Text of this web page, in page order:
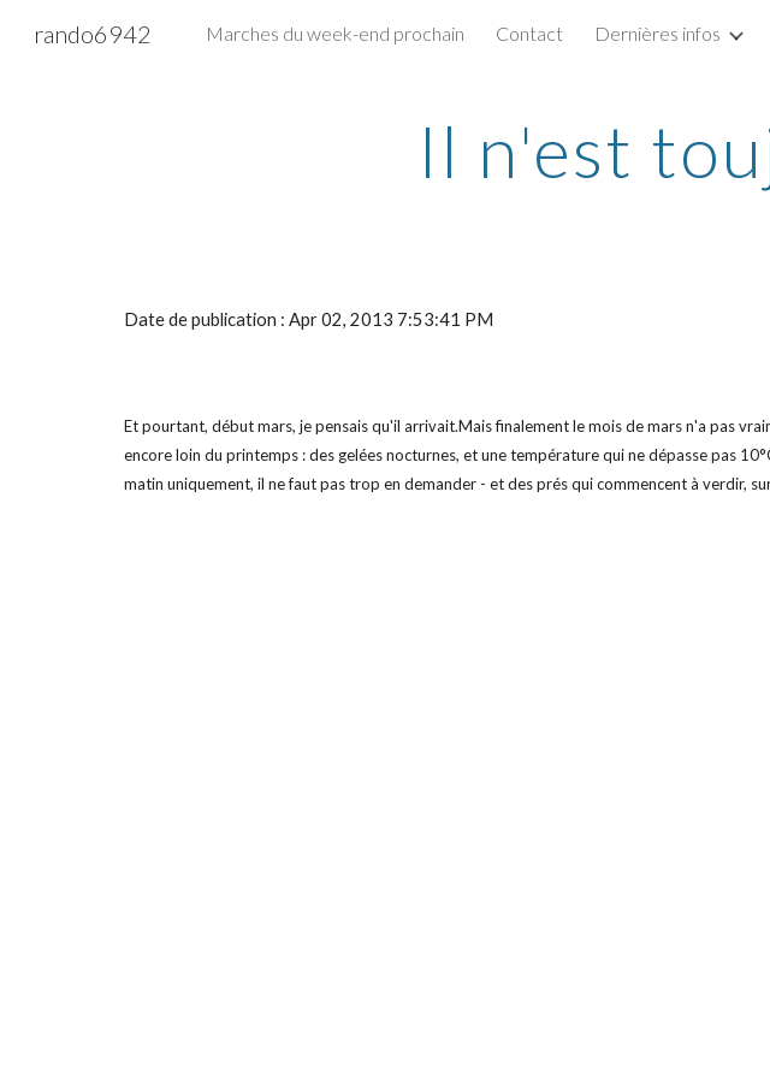
Skip to main content
rando6942 Marches du week-end prochain Contact Dernières infos
Il n'est
Date de publication : Apr 02, 2013 7:53:41 PM
Et pourtant, début mars, je pensais qu'il arrivait.Mais finalement le mois de mars n'a pas
encore loin du printemps : des gelées nocturnes, et une température qui ne dépasse pas
matin uniquement, il ne faut pas trop en demander - et des prés qui commencent à verdir,